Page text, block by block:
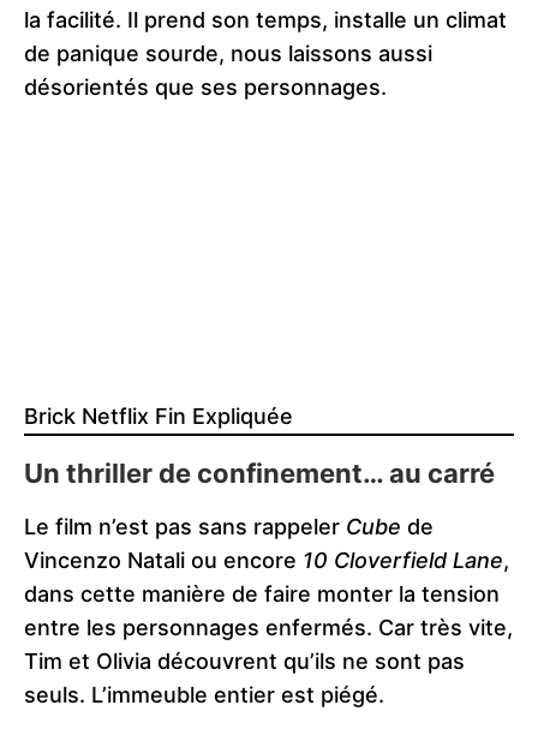
la facilité. Il prend son temps, installe un climat
de panique sourde, nous laissons aussi
désorientés que ses personnages.
Brick Netflix Fin Expliquée
Un thriller de confinement… au carré
Le film n’est pas sans rappeler Cube de
Vincenzo Natali ou encore 10 Cloverfield Lane,
dans cette manière de faire monter la tension
entre les personnages enfermés. Car très vite,
Tim et Olivia découvrent qu’ils ne sont pas
seuls. L’immeuble entier est piégé.